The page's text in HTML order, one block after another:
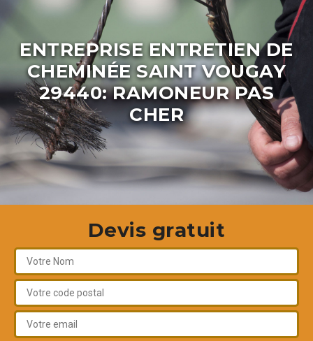
ENTREPRISE ENTRETIEN DE
CHEMINÉE SAINT VOUGAY
29440: RAMONEUR PAS
CHER
Devis gratuit